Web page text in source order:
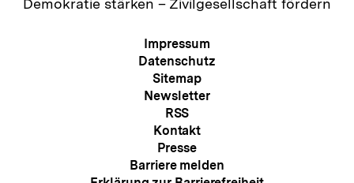
Zur
Demokratie stärken – Zivilgesellschaft fördern
Meta-
Navigation
Impressum
Datenschutz
Sitemap
Newsletter
RSS
Kontakt
Presse
Barriere melden